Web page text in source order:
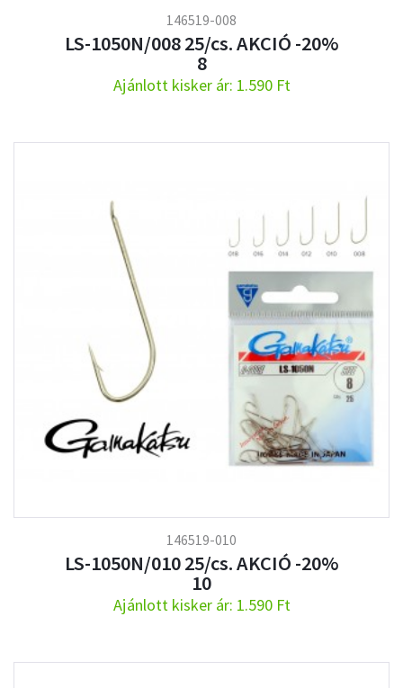
146519-008
LS-1050N/008 25/cs. AKCIÓ -20%
8
Ajánlott kisker ár: 1.590 Ft
146519-010
LS-1050N/010 25/cs. AKCIÓ -20%
10
Ajánlott kisker ár: 1.590 Ft